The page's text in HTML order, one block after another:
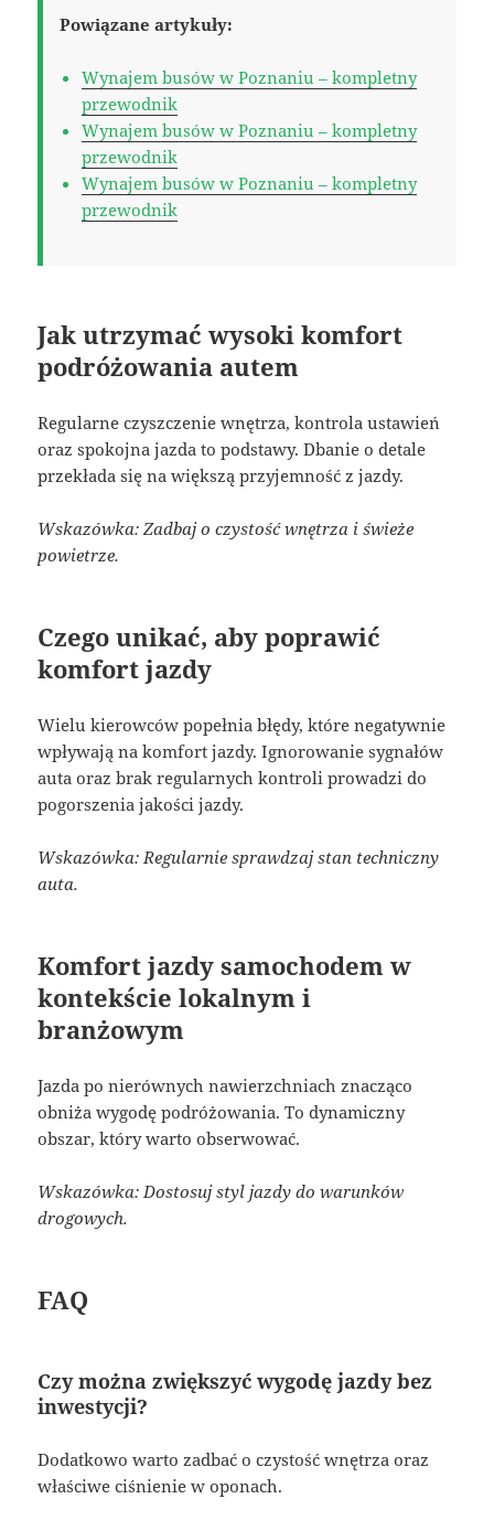
Powiązane artykuły:
Wynajem busów w Poznaniu – kompletny
przewodnik
Wynajem busów w Poznaniu – kompletny
przewodnik
Wynajem busów w Poznaniu – kompletny
przewodnik
Jak utrzymać wysoki komfort
podróżowania autem
Regularne czyszczenie wnętrza, kontrola ustawień
oraz spokojna jazda to podstawy. Dbanie o detale
przekłada się na większą przyjemność z jazdy.
Wskazówka: Zadbaj o czystość wnętrza i świeże
powietrze.
Czego unikać, aby poprawić
komfort jazdy
Wielu kierowców popełnia błędy, które negatywnie
wpływają na komfort jazdy. Ignorowanie sygnałów
auta oraz brak regularnych kontroli prowadzi do
pogorszenia jakości jazdy.
Wskazówka: Regularnie sprawdzaj stan techniczny
auta.
Komfort jazdy samochodem w
kontekście lokalnym i
branżowym
Jazda po nierównych nawierzchniach znacząco
obniża wygodę podróżowania. To dynamiczny
obszar, który warto obserwować.
Wskazówka: Dostosuj styl jazdy do warunków
drogowych.
FAQ
Czy można zwiększyć wygodę jazdy bez
inwestycji?
Dodatkowo warto zadbać o czystość wnętrza oraz
właściwe ciśnienie w oponach.